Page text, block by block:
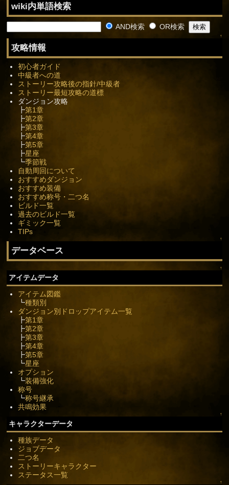
wiki内単語検索
AND検索 OR検索
↑
攻略情報
初心者ガイド
中級者への道
ストーリー攻略後の指針/中級者
ストーリー最短攻略の道標
ダンジョン攻略
┣第1章
┣第2章
┣第3章
┣第4章
┣第5章
┣星座
┗季節戦
自動周回について
おすすめダンジョン
おすすめ装備
おすすめ称号・二つ名
ビルド一覧
過去のビルド一覧
ギミック一覧
TIPs
↑
データベース
↑
アイテムデータ
アイテム図鑑
┗種類別
ダンジョン別ドロップアイテム一覧
┣第1章
┣第2章
┣第3章
┣第4章
┣第5章
┗星座
オプション
┗装備強化
称号
┗称号継承
共鳴効果
↑
キャラクターデータ
種族データ
ジョブデータ
二つ名
ストーリーキャラクター
ステータス一覧
↑